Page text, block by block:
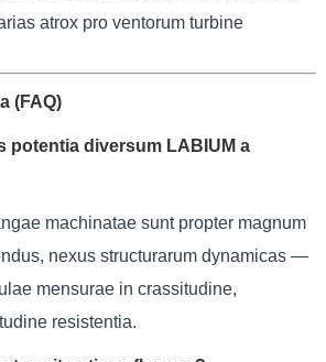
atrox pro ventorum turbine
(FAQ)
potentia diversum LABIUM a
machinatae sunt propter magnum
nexus structurarum dynamicas —
mensurae in crassitudine,
resistentia.